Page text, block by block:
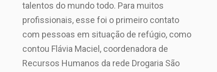
talentos do mundo todo. Para muitos
profissionais, esse foi o primeiro contato
com pessoas em situação de refúgio, como
contou Flávia Maciel, coordenadora de
Recursos Humanos da rede Drogaria São